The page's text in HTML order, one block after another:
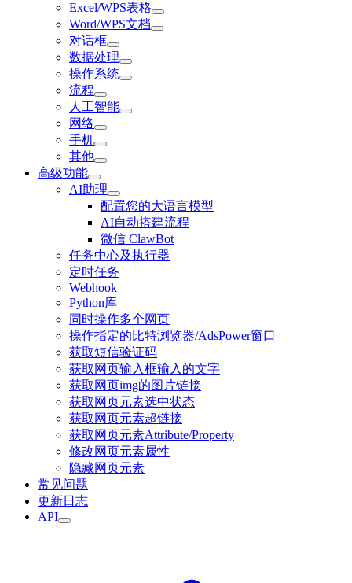
Excel/WPS表格
Word/WPS文档
对话框
数据处理
操作系统
流程
人工智能
网络
手机
其他
高级功能
AI助理
配置您的大语言模型
AI自动搭建流程
微信 ClawBot
任务中心及执行器
定时任务
Webhook
Python库
同时操作多个网页
操作指定的比特浏览器/AdsPower窗口
获取短信验证码
获取网页输入框输入的文字
获取网页img的图片链接
获取网页元素选中状态
获取网页元素超链接
获取网页元素Attribute/Property
修改网页元素属性
隐藏网页元素
常见问题
更新日志
API